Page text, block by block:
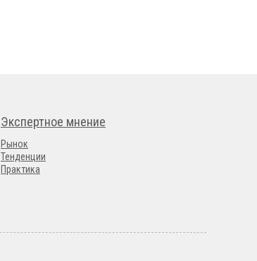
Экспертное мнение
Рынок
Тенденции
Практика